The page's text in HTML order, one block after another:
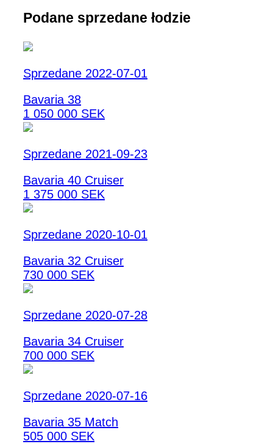
Podane sprzedane łodzie
Sprzedane 2022-07-01
Bavaria 38
1 050 000 SEK
Sprzedane 2021-09-23
Bavaria 40 Cruiser
1 375 000 SEK
Sprzedane 2020-10-01
Bavaria 32 Cruiser
730 000 SEK
Sprzedane 2020-07-28
Bavaria 34 Cruiser
700 000 SEK
Sprzedane 2020-07-16
Bavaria 35 Match
505 000 SEK